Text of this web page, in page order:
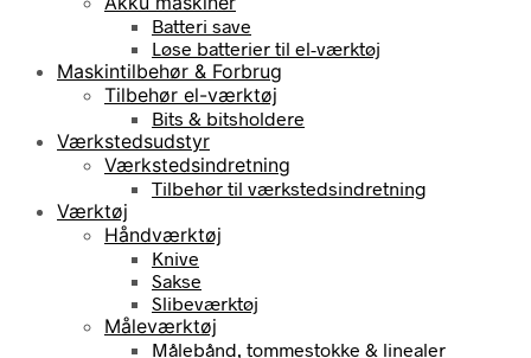
Batteri save
Løse batterier til el-værktøj
Maskintilbehør & Forbrug
Tilbehør el-værktøj
Bits & bitsholdere
Værkstedsudstyr
Værkstedsindretning
Tilbehør til værkstedsindretning
Værktøj
Håndværktøj
Knive
Sakse
Slibeværktøj
Måleværktøj
Målebånd, tommestokke & linealer